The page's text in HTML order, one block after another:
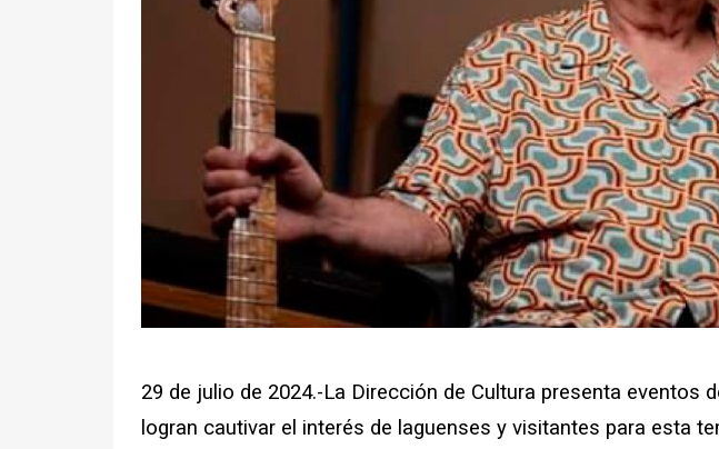
29 de julio de 2024.-La Dirección de Cultura presenta eventos
logran cautivar el interés de laguenses y visitantes para esta